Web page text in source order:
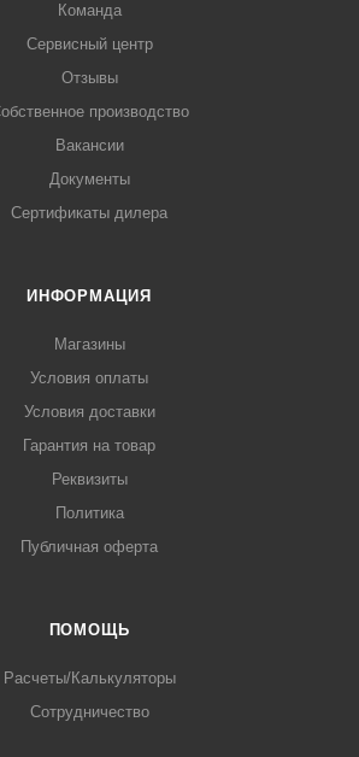
Команда
Сервисный центр
Отзывы
производство
Вакансии
Документы
Сертификаты дилера
ИНФОРМАЦИЯ
Магазины
Условия оплаты
Условия доставки
Гарантия на товар
Реквизиты
Политика
Публичная оферта
ПОМОЩЬ
Расчеты/Калькуляторы
Сотрудничество